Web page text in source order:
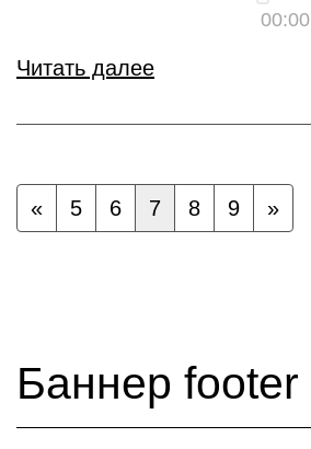
00:00
Читать далее
« 5 6 7 8 9 »
Баннер footer